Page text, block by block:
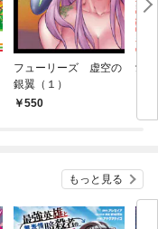
フューリーズ 虚空の
銀翼（１）
550
愛
もっと見る